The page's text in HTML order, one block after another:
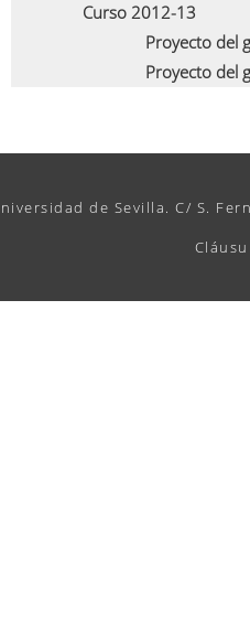
Curso 2012-13
Proyecto del
Proyecto del
de Sevilla. C/ S.